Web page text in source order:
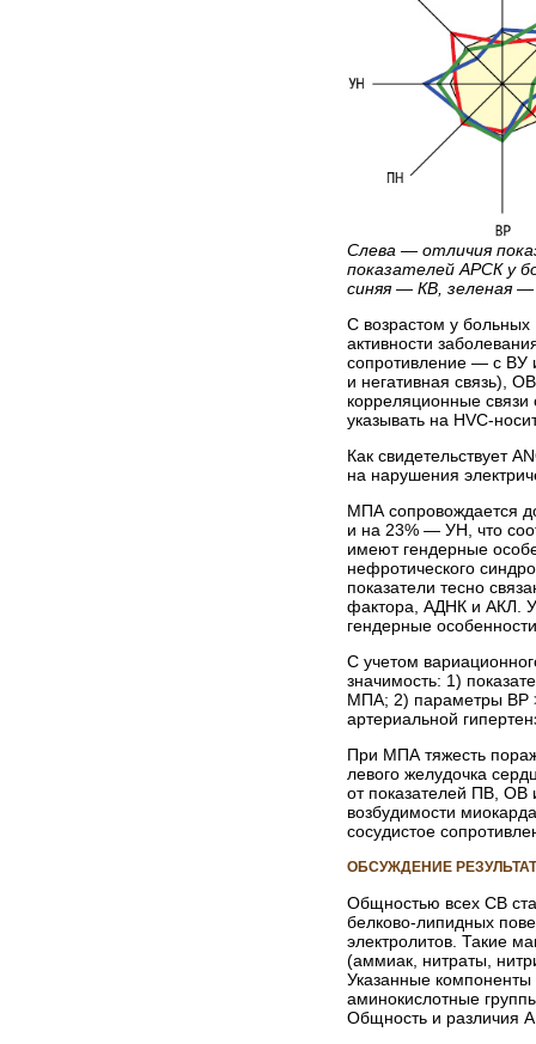
Слева — отличия
показателей АРСК у
синяя — КВ, зеленая
С возрастом у
активности
сопротивление — с ВУ
и негативная связь),
корреляционные
указывать на HVC-
Как свидетельствует
на нарушения
МПА сопровождается
и на 23% — УН, что
имеют гендерные
нефротического
показатели тесно
фактора, АДНК и АКЛ.
гендерные
С учетом
значимость: 1)
МПА; 2) параметры ВР
артериальной
При МПА тяжесть
левого желудочка
от показателей ПВ,
возбудимости
сосудистое
ОБСУЖДЕНИЕ
Общностью всех СВ
белково-липидных
электролитов. Такие
(аммиак, нитраты,
Указанные компоненты
аминокислотные
Общность и различия